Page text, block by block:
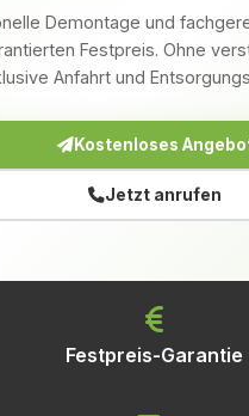
Demontage und
Festpreis. Ohne
Anfahrt und
Kostenloses
Jetzt anrufen
Festpreis-Garantie